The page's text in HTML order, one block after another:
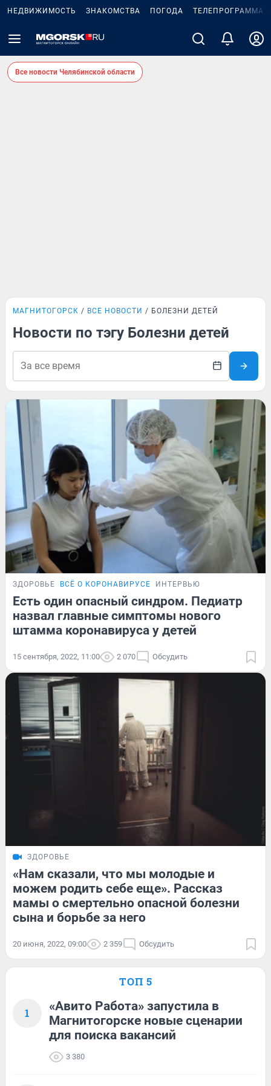
НЕДВИЖИМОСТЬ ЗНАКОМСТВА ПОГОДА ТЕЛЕПРОГРАММА
Все новости Челябинской области
МАГНИТОГОРСК ВСЕ НОВОСТИ БОЛЕЗНИ ДЕТЕЙ
Новости по тэгу Болезни детей
ЗДОРОВЬЕ ВСЁ О КОРОНАВИРУСЕ ИНТЕРВЬЮ
Есть один опасный синдром. Педиатр
назвал главные симптомы нового
штамма коронавируса у детей
15 сентября, 2022, 11:00 2 070 Обсудить
ЗДОРОВЬЕ
«Нам сказали, что мы молодые и
можем родить себе еще». Рассказ
мамы о смертельно опасной болезни
сына и борьбе за него
20 июня, 2022, 09:00 2 359 Обсудить
ТОП 5
1
«Авито Работа» запустила в
Магнитогорске новые сценарии
для поиска вакансий
3 380